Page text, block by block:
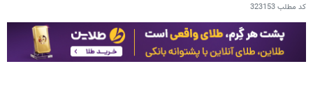
کد مطلب323153